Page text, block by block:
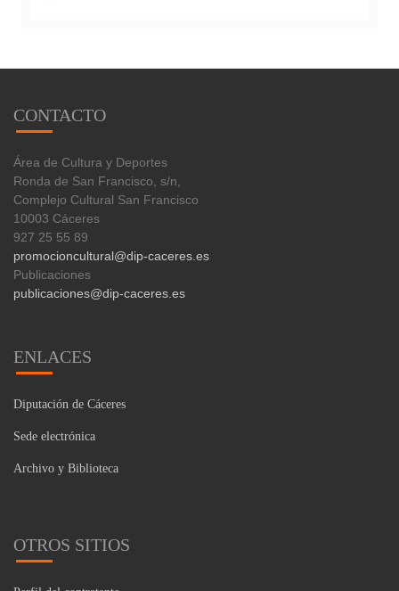
CONTACTO
Área de Cultura y Deportes
Ronda de San Francisco, s/n,
Complejo Cultural San Francisco
10003 Cáceres
927 25 55 89
promocioncultural@dip-caceres.es
Publicaciones
publicaciones@dip-caceres.es
ENLACES
Diputación de Cáceres
Sede electrónica
Archivo y Biblioteca
OTROS SITIOS